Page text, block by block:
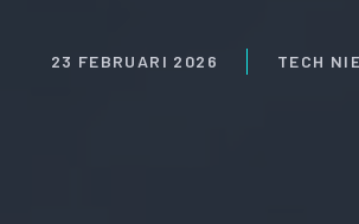
23 FEBRUARI 2026 TECH